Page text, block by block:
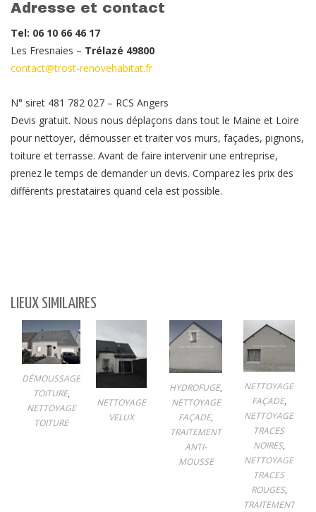
Adresse et contact
Tel: 06 10 66 46 17
Les Fresnaies – Trélazé 49800
contact@trost-renovehabitat.fr
N° siret 481 782 027 – RCS Angers
Devis gratuit. Nous nous déplaçons dans tout le Maine et Loire
pour nettoyer, démousser et traiter vos murs, façades, pignons,
toiture et terrasse. Avant de faire intervenir une entreprise,
prenez le temps de demander un devis. Comparez les prix des
différents prestataires quand cela est possible.
LIEUX SIMILAIRES
DÉMOUSSAGE
TOITURE,
NETTOYAGE
TOITURE
NETTOYAGE
VELUX
HYDROFUGE,
NETTOYAGE
FAÇADE,
TRAITEMENT
ANTI-
MOUSSE
NETTOYAGE
FAÇADE,
NETTOYAGE
TRACES
NOIRES,
NETTOYAGE
TRACES
ROUGES,
TRAITEMENT